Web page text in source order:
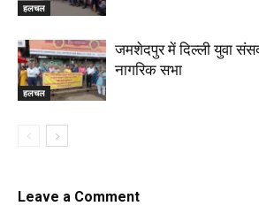
हलचल
हलचल
जमशेदपुर में दिल्ली युवा
नागरिक सभा
Leave a Comment